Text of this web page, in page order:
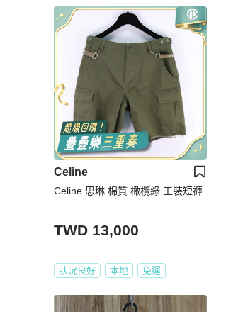
Celine
Celine 思琳 棉質 橄欖綠 工裝短褲
TWD 13,000
狀況良好 本地 免運